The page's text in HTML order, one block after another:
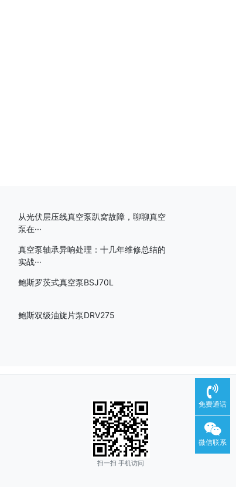
从光伏层压线真空泵趴窝故障，聊聊真空
泵在···
真空泵轴承异响处理：十几年维修总结的
实战···
鲍斯罗茨式真空泵BSJ70L
鲍斯双级油旋片泵DRV275
扫一扫 手机访问
免费通话
微信联系